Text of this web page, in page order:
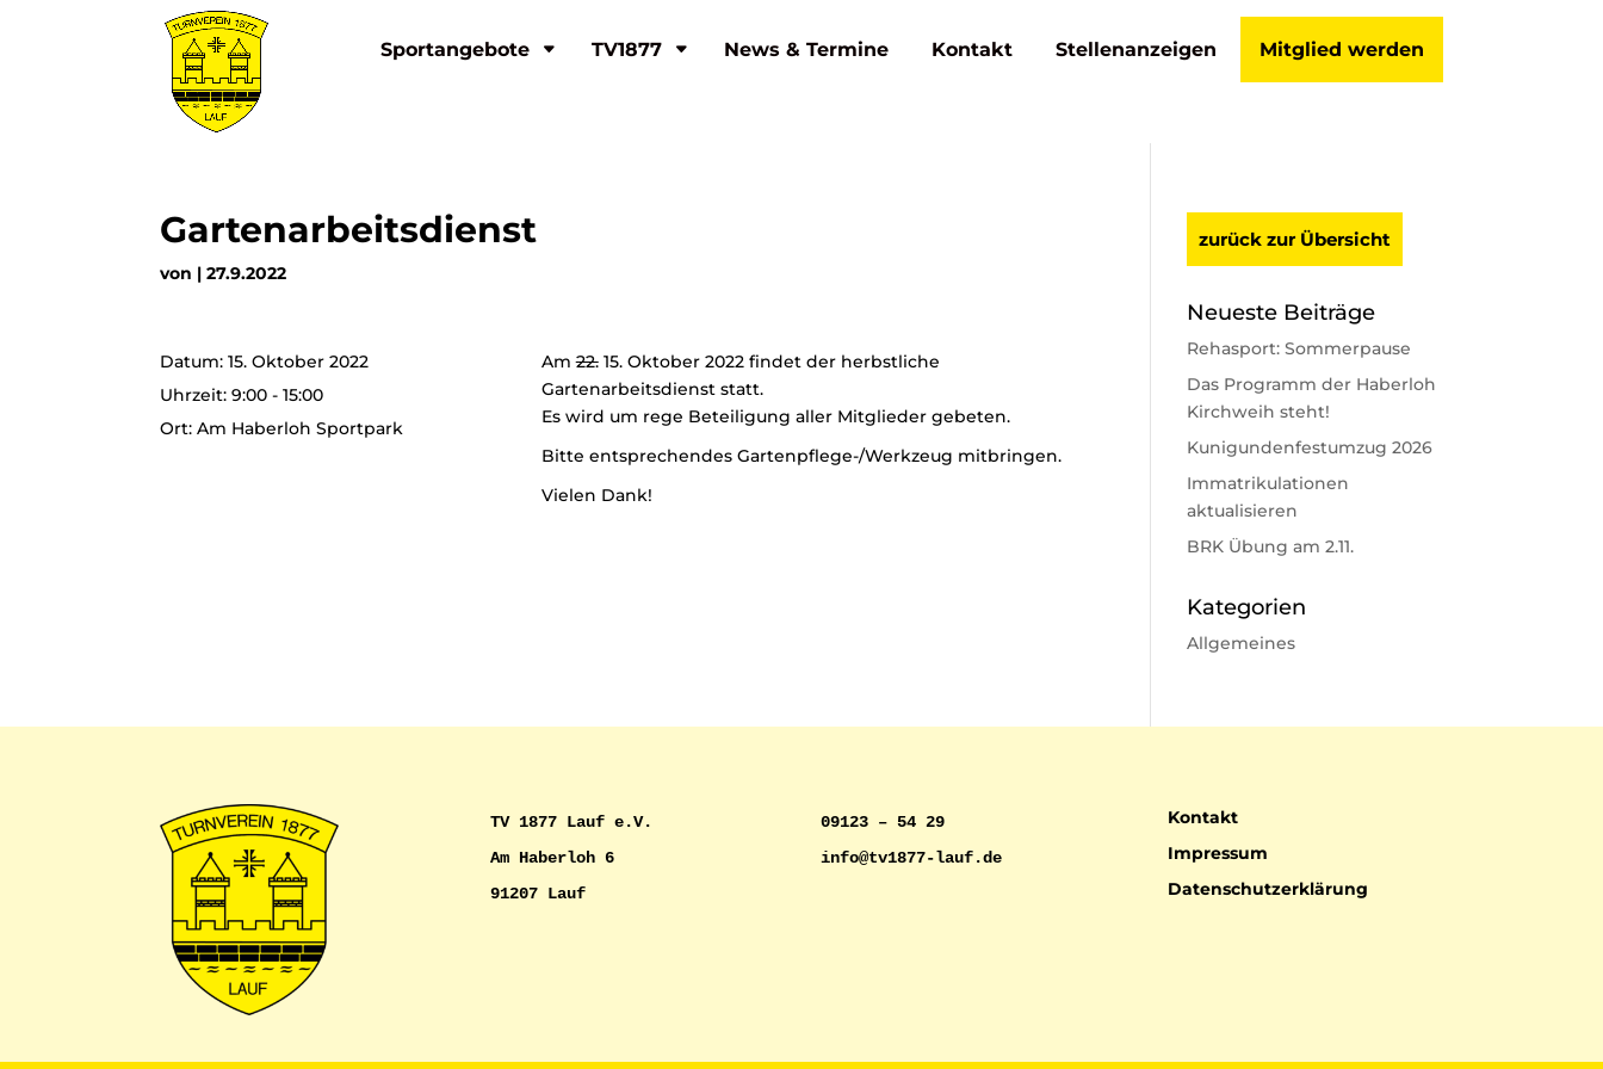
Sportangebote TV1877 News & Termine Kontakt Stellenanzeigen Mitglied werden
Gartenarbeitsdienst
von |27.9.2022
Datum:15. Oktober 2022
Uhrzeit:9:00 - 15:00
Ort:Am Haberloh Sportpark
Am22.15. Oktober 2022 findet der herbstliche
Gartenarbeitsdienst statt.
Es wird um rege Beteiligung aller Mitglieder gebeten.
Bitte entsprechendes Gartenpflege-/Werkzeug mitbringen.
Vielen Dank!
zurück zur Übersicht
Neueste Beiträge
Rehasport: Sommerpause
Das Programm der Haberloh
Kirchweih steht!
Kunigundenfestumzug 2026
Immatrikulationen
aktualisieren
BRK Übung am 2.11.
Kategorien
Allgemeines
TV 1877 Lauf e.V.
Am Haberloh 6
91207 Lauf
09123 – 54 29
info@tv1877-lauf.de
Kontakt
Impressum
Datenschutzerklärung